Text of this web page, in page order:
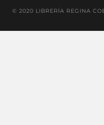
© 2020 LIBRERÍA REGINA